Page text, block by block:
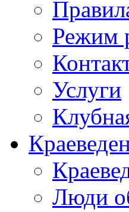
Режим
Услуги
Люди